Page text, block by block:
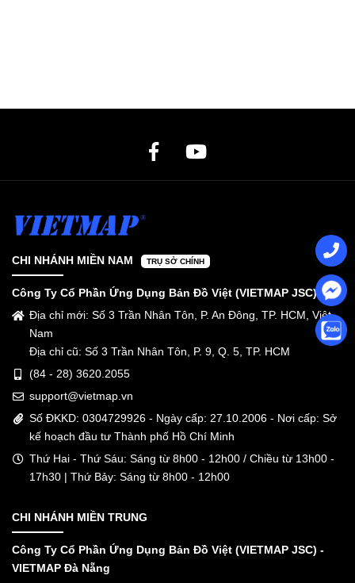
CHI NHÁNH MIỀN NAM TRỤ SỞ CHÍNH
Công Ty Cổ Phần Ứng Dụng Bản Đồ Việt (VIETMAP JSC)
Địa chỉ mới: Số 3 Trần Nhân Tôn, P. An Đông, TP. HCM, Việt
Nam
Địa chỉ cũ: Số 3 Trần Nhân Tôn, P. 9, Q. 5, TP. HCM
(84 - 28) 3620.2055
support@vietmap.vn
Số ĐKKD: 0304729926 - Ngày cấp: 27.10.2006 - Nơi cấp: Sở
kế hoạch đầu tư Thành phố Hồ Chí Minh
Thứ Hai - Thứ Sáu: Sáng từ 8h00 - 12h00 / Chiều từ 13h00 -
17h30 | Thứ Bảy: Sáng từ 8h00 - 12h00
CHI NHÁNH MIỀN TRUNG
Công Ty Cổ Phần Ứng Dụng Bản Đồ Việt (VIETMAP JSC) -
VIETMAP Đà Nẵng